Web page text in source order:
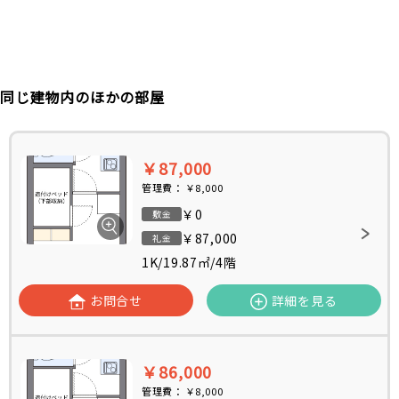
同じ建物内のほかの部屋
￥87,000
管理費： ￥8,000
敷金 ￥0
礼金
￥87,000
1K/19.87㎡/4階
お問合せ 詳細を見る
￥86,000
管理費： ￥8,000